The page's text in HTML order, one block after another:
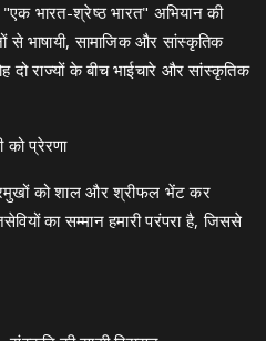
भारत-श्रेष्ठ भारत" अभियान की
भाषायी, सामाजिक और सांस्कृतिक
दो राज्यों के बीच भाईचारे और सांस्कृतिक
को प्रेरणा
को शाल और श्रीफल भेंट कर
का सम्मान हमारी परंपरा है, जिससे